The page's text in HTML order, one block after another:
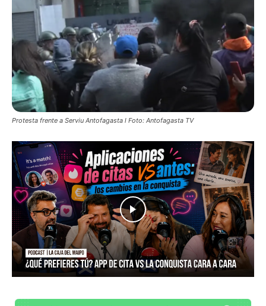
Protesta frente a Serviu Antofagasta l Foto: Antofagasta TV